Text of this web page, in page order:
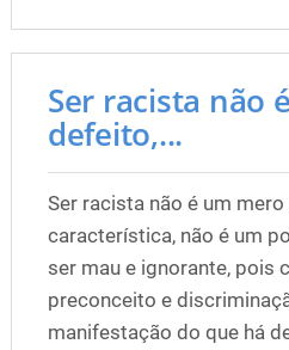
Ser racista não
defeito,...
Ser racista não é um
característica, não é um
ser mau e ignorante, pois
preconceito e
manifestação do que há